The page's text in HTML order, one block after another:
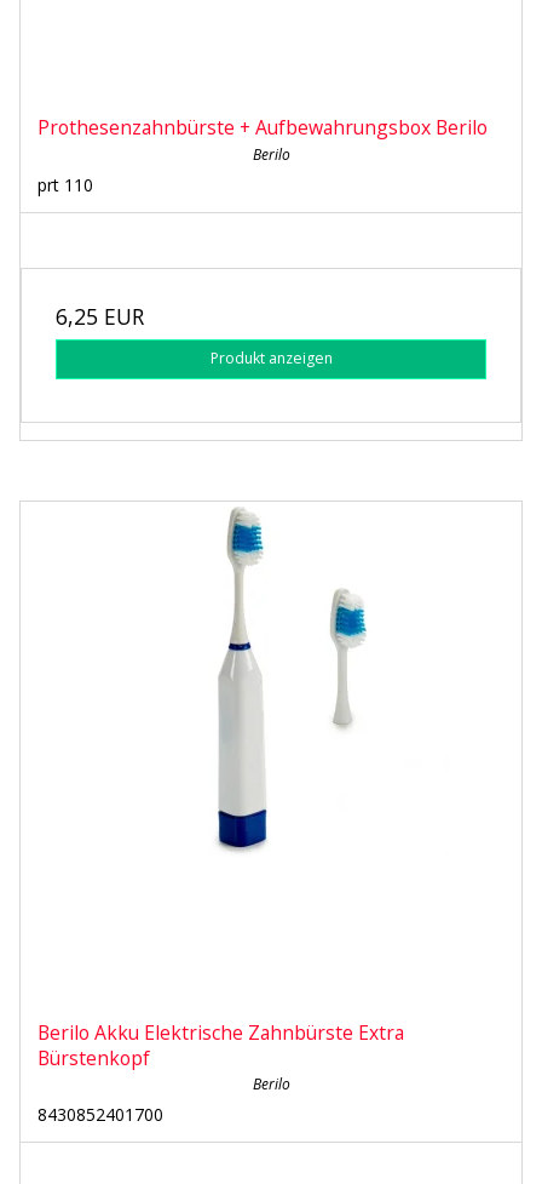
Prothesenzahnbürste + Aufbewahrungsbox Berilo
Berilo
prt 110
6,25 EUR
Produkt anzeigen
Berilo Akku Elektrische Zahnbürste Extra
Bürstenkopf
Berilo
8430852401700